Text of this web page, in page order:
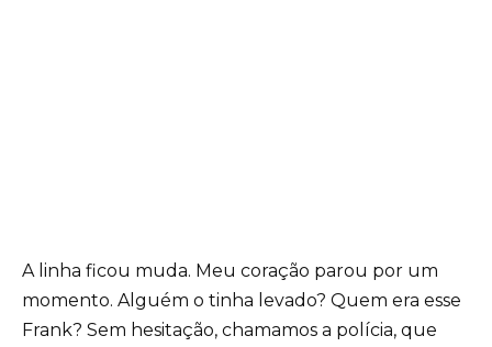
A linha ficou muda. Meu coração parou por um
momento. Alguém o tinha levado? Quem era esse
Frank? Sem hesitação, chamamos a polícia, que